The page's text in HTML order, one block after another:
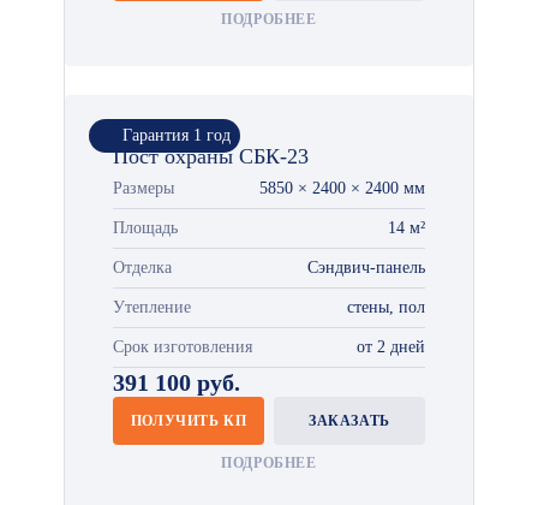
ПОДРОБНЕЕ
Гарантия 1 год
Пост охраны СБК-23
Размеры 5850 × 2400 × 2400 мм
Площадь 14 м²
Отделка Сэндвич-панель
Утепление стены, пол
Срок изготовления от 2 дней
391 100 руб.
ПОЛУЧИТЬ КП ЗАКАЗАТЬ
ПОДРОБНЕЕ